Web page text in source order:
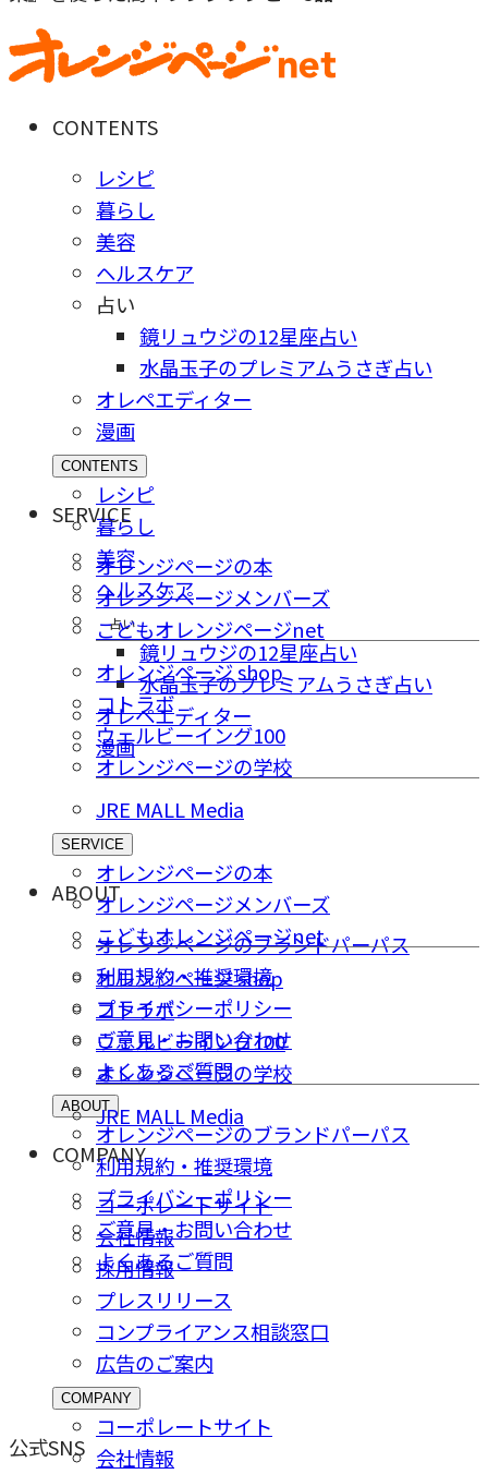
CONTENTS
レシピ
暮らし
美容
ヘルスケア
占い
鏡リュウジの12星座占い
水晶玉子のプレミアムうさぎ占い
オレペエディター
漫画
CONTENTS
レシピ
暮らし
美容
ヘルスケア
占い
鏡リュウジの12星座占い
水晶玉子のプレミアムうさぎ占い
オレペエディター
漫画
SERVICE
オレンジページの本
オレンジページメンバーズ
こどもオレンジページnet
オレンジページ shop
コトラボ
ウェルビーイング100
オレンジページの学校
JRE MALL Media
SERVICE
オレンジページの本
オレンジページメンバーズ
こどもオレンジページnet
オレンジページ shop
コトラボ
ウェルビーイング100
オレンジページの学校
JRE MALL Media
ABOUT
オレンジページのブランドパーパス
利用規約・推奨環境
プライバシーポリシー
ご意⾒・お問い合わせ
よくあるご質問
ABOUT
オレンジページのブランドパーパス
利用規約・推奨環境
プライバシーポリシー
ご意⾒・お問い合わせ
よくあるご質問
COMPANY
コーポレートサイト
会社情報
採⽤情報
プレスリリース
コンプライアンス相談窓⼝
広告のご案内
COMPANY
コーポレートサイト
会社情報
公式SNS